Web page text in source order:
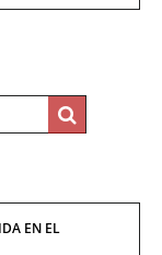
EN EL